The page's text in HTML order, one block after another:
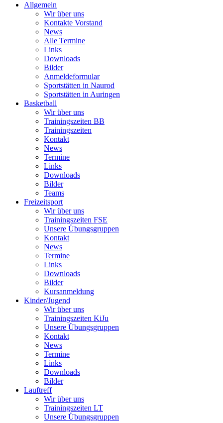
Allgemein
Wir über uns
Kontakte Vorstand
News
Alle Termine
Links
Downloads
Bilder
Anmeldeformular
Sportstätten in Naurod
Sportstätten in Auringen
Basketball
Wir über uns
Trainingszeiten BB
Trainingszeiten
Kontakt
News
Termine
Links
Downloads
Bilder
Teams
Freizeitsport
Wir über uns
Trainingszeiten FSE
Unsere Übungsgruppen
Kontakt
News
Termine
Links
Downloads
Bilder
Kursanmeldung
Kinder/Jugend
Wir über uns
Trainingszeiten KiJu
Unsere Übungsgruppen
Kontakt
News
Termine
Links
Downloads
Bilder
Lauftreff
Wir über uns
Trainingszeiten LT
Unsere Übungsgruppen